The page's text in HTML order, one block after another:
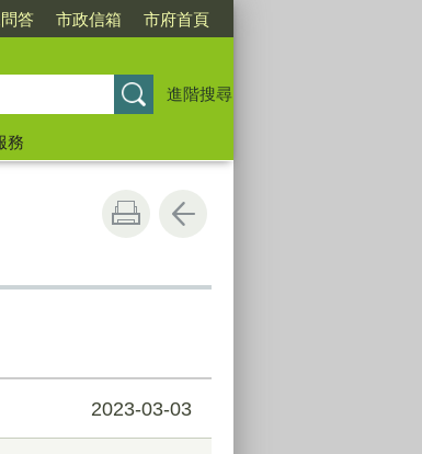
答 市政信箱 市府首頁
進階搜尋
務
2023-03-03